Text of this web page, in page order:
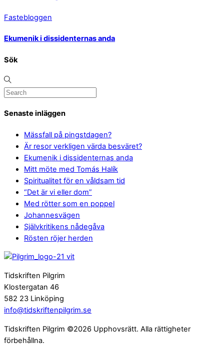
Fastebloggen
Ekumenik i dissidenternas anda
Sök
Senaste inläggen
Mässfall på pingstdagen?
Är resor verkligen värda besväret?
Ekumenik i dissidenternas anda
Mitt möte med Tomás Halík
Spiritualitet för en våldsam tid
“Det är vi eller dom”
Med rötter som en poppel
Johannesvägen
Självkritikens nådegåva
Rösten röjer herden
Tidskriften Pilgrim
Klostergatan 46
582 23 Linköping
info@tidskriftenpilgrim.se
Tidskriften Pilgrim ©2026 Upphovsrätt. Alla rättigheter
förbehållna.